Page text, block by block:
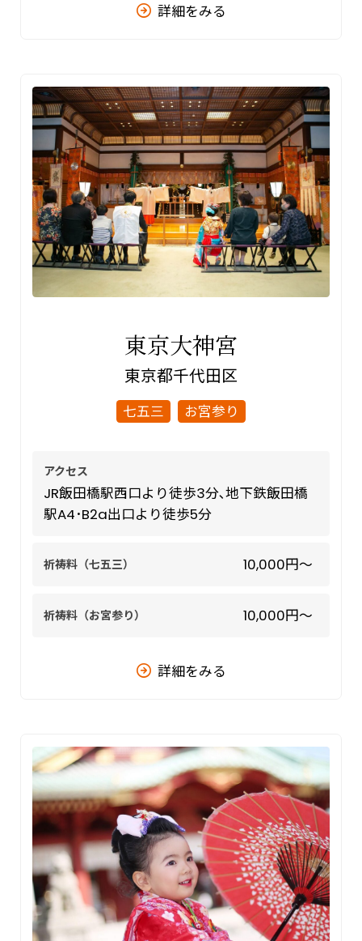
台東区
江東区
荒川区
足立区
葛飾区
江戸川区
南部
品川区
目黒区
世田谷区
中野区
北部
豊島区
北区
板橋区
詳細をみる
東京大神宮
東京都千代田区
七五三 お宮参り
アクセス
JR飯田橋駅西口より徒歩3分､地下鉄飯田橋
駅A4･B2a出口より徒歩5分
祈祷料（七五三） 10,000円〜
祈祷料（お宮参り） 10,000円〜
詳細をみる